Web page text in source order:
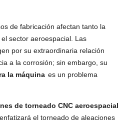
de fabricación afectan tanto la
sector aeroespacial. Las
por su extraordinaria relación
a la corrosión; sin embargo, su
la máquina es un problema
de torneado CNC aeroespacial
el torneado de aleaciones